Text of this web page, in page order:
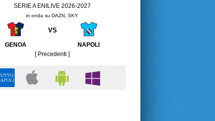
SERIE A ENILIVE 2026-2027
in onda su DAZN, SKY
VS
GENOA
NAPOLI
[ Precedenti ]